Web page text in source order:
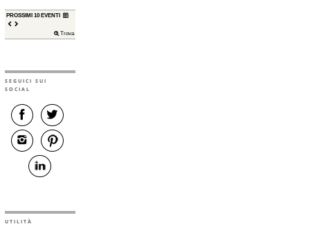
PROSSIMI 10 EVENTI
Trova
SEGUICI SUI
SOCIAL
UTILITÀ